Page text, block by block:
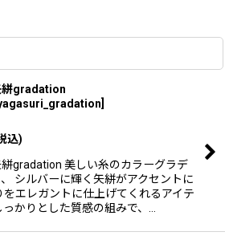
gradation
込)
gradation 美しい糸のカラーグラデ
シルバーに輝く矢絣がアクセントに
をエレガントに仕上げてくれるアイテ
かりとした質感の組みで、…